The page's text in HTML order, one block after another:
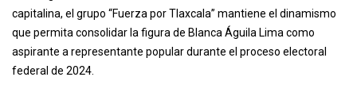
capitalina, el grupo “Fuerza por Tlaxcala” mantiene el dinamismo
que permita consolidar la figura de Blanca Águila Lima como
aspirante a representante popular durante el proceso electoral
federal de 2024.